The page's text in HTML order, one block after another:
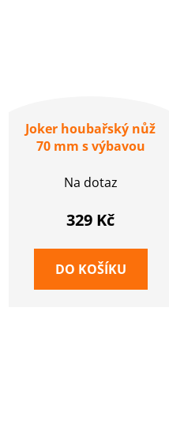
Joker houbařský nůž
70 mm s výbavou
Na dotaz
329 Kč
DO KOŠÍKU